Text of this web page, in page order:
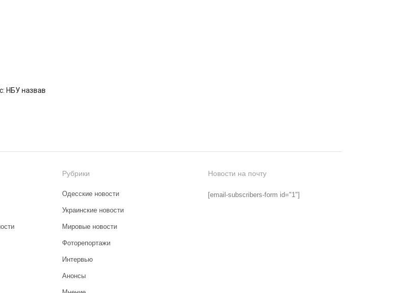
НБУ назвав
Рубрики
Одесские новости
Украинские новости
Мировые новости
Фоторепортажи
Интервью
Анонсы
Новости на почту
[email-subscribers-form id="1"]